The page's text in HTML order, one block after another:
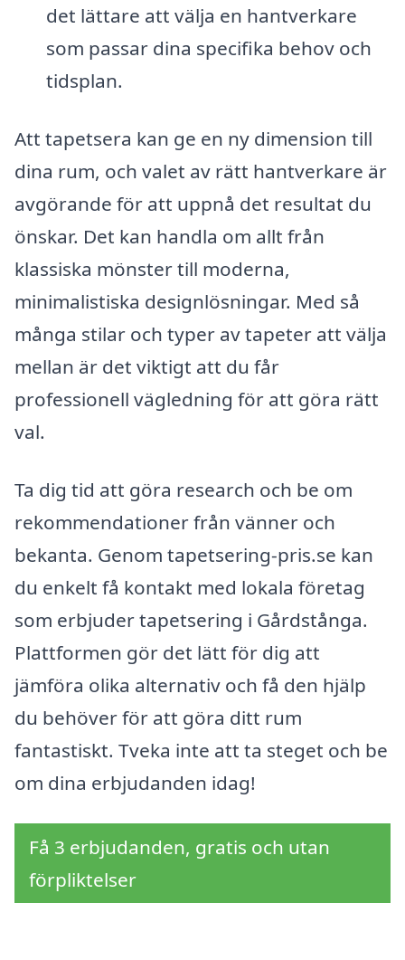
det lättare att välja en hantverkare
som passar dina specifika behov och
tidsplan.
Att tapetsera kan ge en ny dimension till
dina rum, och valet av rätt hantverkare är
avgörande för att uppnå det resultat du
önskar. Det kan handla om allt från
klassiska mönster till moderna,
minimalistiska designlösningar. Med så
många stilar och typer av tapeter att välja
mellan är det viktigt att du får
professionell vägledning för att göra rätt
val.
Ta dig tid att göra research och be om
rekommendationer från vänner och
bekanta. Genom tapetsering-pris.se kan
du enkelt få kontakt med lokala företag
som erbjuder tapetsering i Gårdstånga.
Plattformen gör det lätt för dig att
jämföra olika alternativ och få den hjälp
du behöver för att göra ditt rum
fantastiskt. Tveka inte att ta steget och be
om dina erbjudanden idag!
Få 3 erbjudanden, gratis och utan
förpliktelser